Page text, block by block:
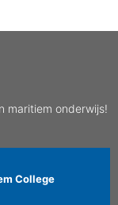
maritiem onderwijs!
College